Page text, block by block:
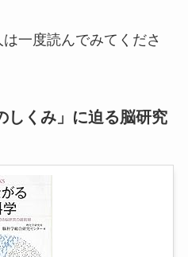
一度読んでみてくださ
しくみ」に迫る脳研究